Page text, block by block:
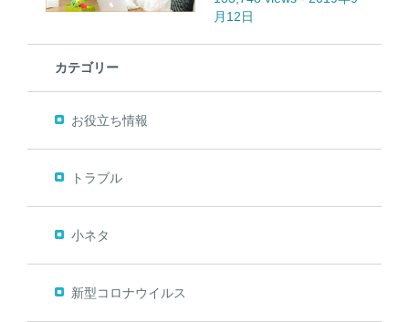
月12日
カテゴリー
お役立ち情報
トラブル
小ネタ
新型コロナウイルス